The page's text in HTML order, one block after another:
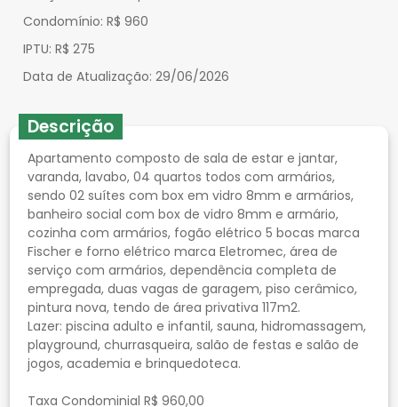
Condomínio: R$ 960
IPTU: R$ 275
Data de Atualização: 29/06/2026
Descrição
Apartamento composto de sala de estar e jantar,
varanda, lavabo, 04 quartos todos com armários,
sendo 02 suítes com box em vidro 8mm e armários,
banheiro social com box de vidro 8mm e armário,
cozinha com armários, fogão elétrico 5 bocas marca
Fischer e forno elétrico marca Eletromec, área de
serviço com armários, dependência completa de
empregada, duas vagas de garagem, piso cerâmico,
pintura nova, tendo de área privativa 117m2.
Lazer: piscina adulto e infantil, sauna, hidromassagem,
playground, churrasqueira, salão de festas e salão de
jogos, academia e brinquedoteca.
Taxa Condominial R$ 960,00